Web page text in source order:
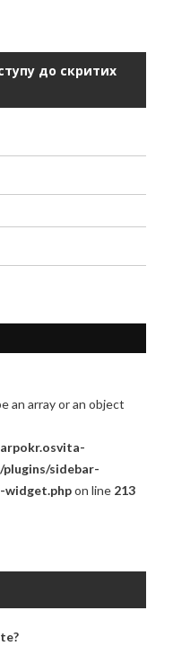
до скритих
an array or an object
sidebar-
widget.phpon line 213